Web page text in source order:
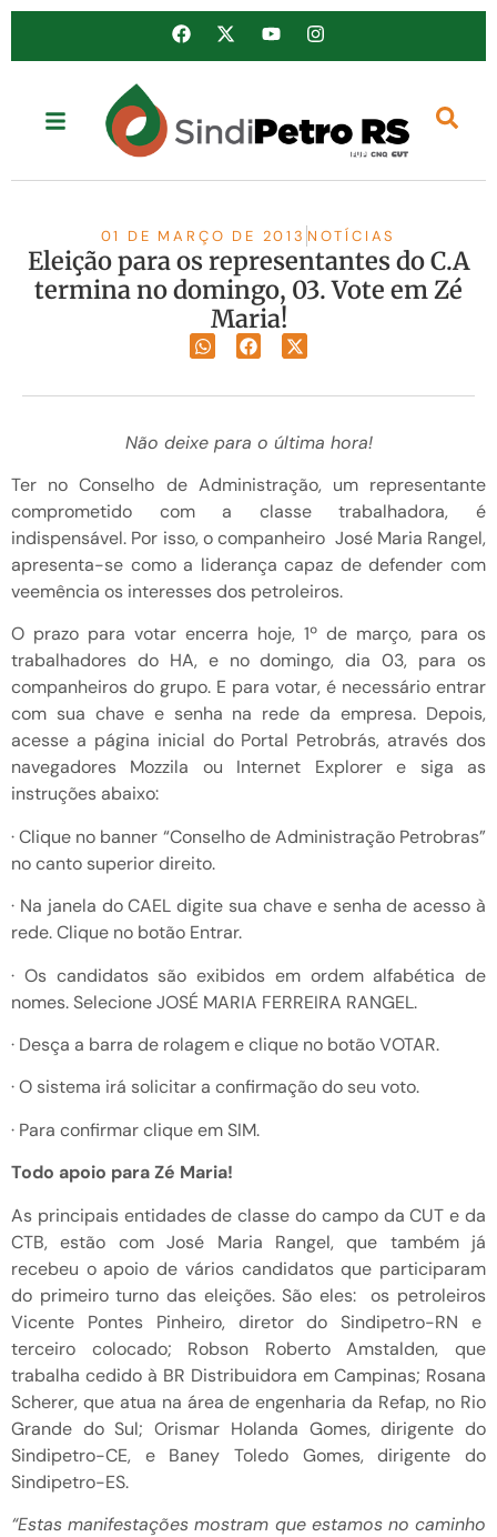
01 DE MARÇO DE 2013 NOTÍCIAS
Eleição para os representantes do C.A
termina no domingo, 03. Vote em Zé
Maria!
Não deixe para o última hora!
Ter no Conselho de Administração, um representante
comprometido com a classe trabalhadora, é
indispensável. Por isso, o companheiro José Maria Rangel,
apresenta-se como a liderança capaz de defender com
veemência os interesses dos petroleiros.
O prazo para votar encerra hoje, 1º de março, para os
trabalhadores do HA, e no domingo, dia 03, para os
companheiros do grupo. E para votar, é necessário entrar
com sua chave e senha na rede da empresa. Depois,
acesse a página inicial do Portal Petrobrás, através dos
navegadores Mozzila ou Internet Explorer e siga as
instruções abaixo:
· Clique no banner “Conselho de Administração Petrobras”
no canto superior direito.
· Na janela do CAEL digite sua chave e senha de acesso à
rede. Clique no botão Entrar.
· Os candidatos são exibidos em ordem alfabética de
nomes. Selecione JOSÉ MARIA FERREIRA RANGEL.
· Desça a barra de rolagem e clique no botão VOTAR.
· O sistema irá solicitar a confirmação do seu voto.
· Para confirmar clique em SIM.
Todo apoio para Zé Maria!
As principais entidades de classe do campo da CUT e da
CTB, estão com José Maria Rangel, que também já
recebeu o apoio de vários candidatos que participaram
do primeiro turno das eleições. São eles: os petroleiros
Vicente Pontes Pinheiro, diretor do Sindipetro-RN e
terceiro colocado; Robson Roberto Amstalden, que
trabalha cedido à BR Distribuidora em Campinas; Rosana
Scherer, que atua na área de engenharia da Refap, no Rio
Grande do Sul; Orismar Holanda Gomes, dirigente do
Sindipetro-CE, e Baney Toledo Gomes, dirigente do
Sindipetro-ES.
“Estas manifestações mostram que estamos no caminho